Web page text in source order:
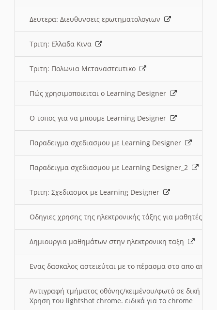
Δευτερα: Διευθυνσεις ερωτηματολογιων
Τριτη: Ελλαδα Κινα
Τριτη: Πολωνια Μεταναστευτικο
Πώς χρησιμοποιειται ο Learning Designer
O τοπος για να μπουμε Learning Designer
Παραδειγμα σχεδιασμου με Learning Designer
Παραδειγμα σχεδιασμου με Learning Designer_2
Τριτη: Σχεδιασμοι με Learning Designer
Οδηγιες χρησης της ηλεκτρονικής τάξης για μαθητές
Δημιουργια μαθημάτων στην ηλεκτρονικη ταξη
Ενας δασκαλος αστειεύται με το πέρασμα στο απο
Αντιγραφή τμήματος οθόνης/κειμένου/φωτό σε δική
Χρηση του lightshot chrome. ειδικά για το chrome